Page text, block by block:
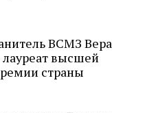
ВСМЗ Вера
лауреат высшей
страны